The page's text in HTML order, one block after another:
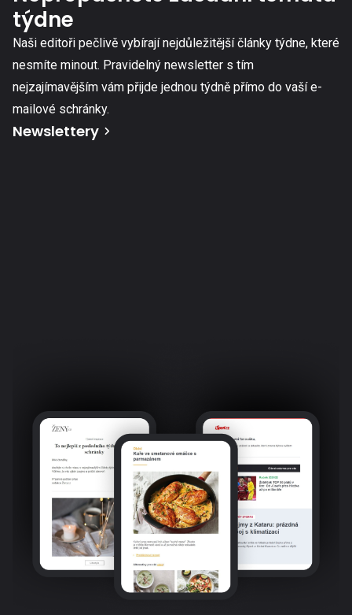
týdne
Naši editoři pečlivě vybírají nejdůležitější články týdne, které
nesmíte minout. Pravidelný newsletter s tím
nejzajímavějším vám přijde jednou týdně přímo do vaší e-
mailové schránky.
Newslettery